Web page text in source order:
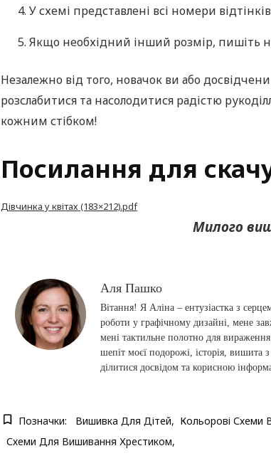
У схемі представлені всі номери
Якщо необхідний інший розмір, пишіть
Незалежно від того, новачок ви або
розслабитися та насолодитися радістю
кожним стібком!
Посилання для
Дівчинка у квітах (183×212).pdf
Милого
Аля Пашко
Вітання! Я Аліна – ентузіастка з
роботи у графічному дизайні, мене
мені тактильне полотно для
шепіт моєї подорожі, історія,
ділитися досвідом та корисною
Позначки: Вишивка Для Дітей Кольорові Схеми
Схеми Для Вишивання Хрестиком